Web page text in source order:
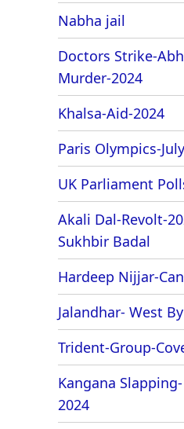
Nabha jail
Doctors Strike-
Murder-2024
Khalsa-Aid-2024
Paris Olympics-
UK Parliament
Akali Dal-Revolt-
Sukhbir Badal
Hardeep Nijjar-
Jalandhar- West
Trident-Group-
Kangana
2024